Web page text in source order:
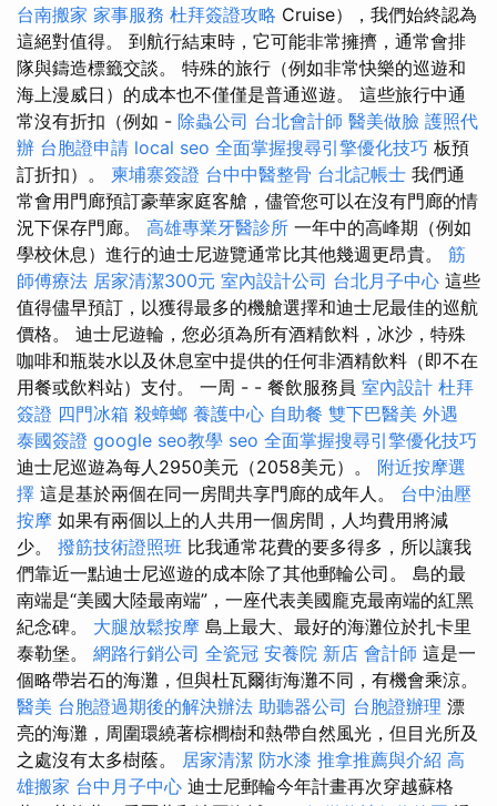
台南搬家 家事服務 杜拜簽證攻略 Cruise），我們始終認為
這絕對值得。 到航行結束時，它可能非常擁擠，通常會排
隊與鑄造標籤交談。 特殊的旅行（例如非常快樂的巡遊和
海上漫威日）的成本也不僅僅是普通巡遊。 這些旅行中通
常沒有折扣（例如 - 除蟲公司 台北會計師 醫美做臉 護照代
辦 台胞證申請 local seo 全面掌握搜尋引擎優化技巧 板預
訂折扣）。 柬埔寨簽證 台中中醫整骨 台北記帳士 我們通
常會用門廊預訂豪華家庭客艙，儘管您可以在沒有門廊的情
況下保存門廊。 高雄專業牙醫診所 一年中的高峰期（例如
學校休息）進行的迪士尼遊覽通常比其他幾週更昂貴。 筋
師傅療法 居家清潔300元 室內設計公司 台北月子中心 這些
值得儘早預訂，以獲得最多的機艙選擇和迪士尼最佳的巡航
價格。 迪士尼遊輪，您必須為所有酒精飲料，冰沙，特殊
咖啡和瓶裝水以及休息室中提供的任何非酒精飲料（即不在
用餐或飲料站）支付。 一周 - - 餐飲服務員 室內設計 杜拜
簽證 四門冰箱 殺蟑螂 養護中心 自助餐 雙下巴醫美 外遇
泰國簽證 google seo教學 seo 全面掌握搜尋引擎優化技巧
迪士尼巡遊為每人2950美元（2058美元）。 附近按摩選
擇 這是基於兩個在同一房間共享門廊的成年人。 台中油壓
按摩 如果有兩個以上的人共用一個房間，人均費用將減
少。 撥筋技術證照班 比我通常花費的要多得多，所以讓我
們靠近一點迪士尼巡遊的成本除了其他郵輪公司。 島的最
南端是“美國大陸最南端”，一座代表美國龐克最南端的紅黑
紀念碑。 大腿放鬆按摩 島上最大、最好的海灘位於扎卡里
泰勒堡。 網路行銷公司 全瓷冠 安養院 新店 會計師 這是一
個略帶岩石的海灘，但與杜瓦爾街海灘不同，有機會乘涼。
醫美 台胞證過期後的解決辦法 助聽器公司 台胞證辦理 漂
亮的海灘，周圍環繞著棕櫚樹和熱帶自然風光，但目光所及
之處沒有太多樹蔭。 居家清潔 防水漆 推拿推薦與介紹 高
雄搬家 台中月子中心 迪士尼郵輪今年計畫再次穿越蘇格